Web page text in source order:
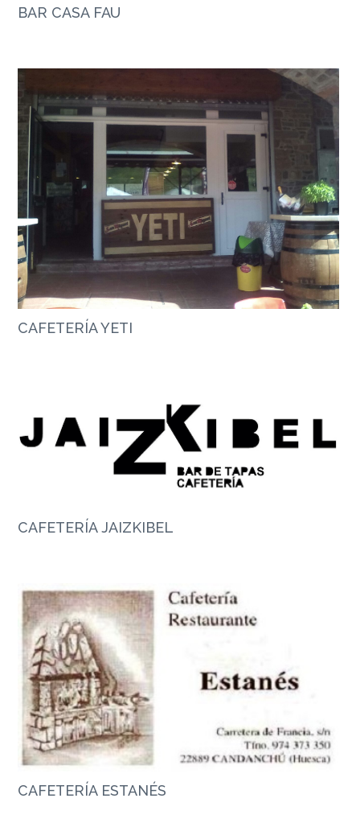
BAR CASA FAU
CAFETERÍA YETI
CAFETERÍA JAIZKIBEL
CAFETERÍA ESTANÉS